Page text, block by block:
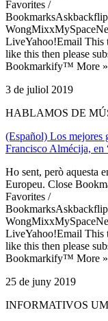
Favorites /
LiveYahoo!Email
like this then please
Bookmarkify™ More »
3 de juliol 2019
HABLAMOS DE
(Español) Los mejores
Francisco Almécija, en
Ho sent, però aquesta
Europeu. Close
Favorites /
LiveYahoo!Email
like this then please
Bookmarkify™ More »
25 de juny 2019
INFORMATIVOS